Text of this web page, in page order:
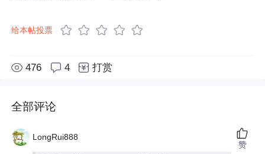
给本帖投票
476 4 打赏
全部评论
LongRui888
赞